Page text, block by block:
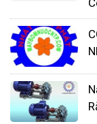
Bơm kim loại
loại màu hoặc